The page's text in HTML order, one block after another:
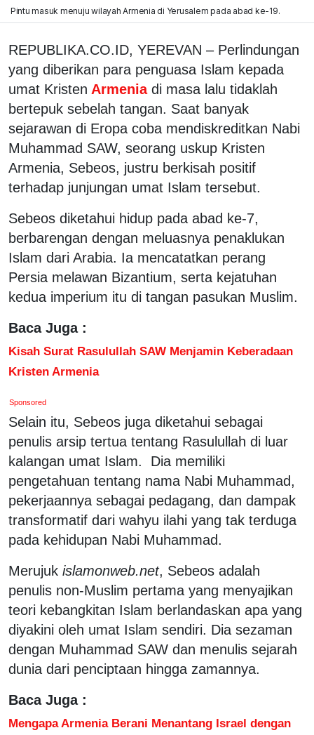
Pintu masuk menuju wilayah Armenia di Yerusalem pada abad ke-19.
REPUBLIKA.CO.ID, YEREVAN – Perlindungan
yang diberikan para penguasa Islam kepada
umat Kristen Armenia di masa lalu tidaklah
bertepuk sebelah tangan. Saat banyak
sejarawan di Eropa coba mendiskreditkan Nabi
Muhammad SAW, seorang uskup Kristen
Armenia, Sebeos, justru berkisah positif
terhadap junjungan umat Islam tersebut.
Sebeos diketahui hidup pada abad ke-7,
berbarengan dengan meluasnya penaklukan
Islam dari Arabia. Ia mencatatkan perang
Persia melawan Bizantium, serta kejatuhan
kedua imperium itu di tangan pasukan Muslim.
Baca Juga :
Kisah Surat Rasulullah SAW Menjamin Keberadaan
Kristen Armenia
Sponsored
Selain itu, Sebeos juga diketahui sebagai
penulis arsip tertua tentang Rasulullah di luar
kalangan umat Islam. Dia memiliki
pengetahuan tentang nama Nabi Muhammad,
pekerjaannya sebagai pedagang, dan dampak
transformatif dari wahyu ilahi yang tak terduga
pada kehidupan Nabi Muhammad.
Merujuk islamonweb.net, Sebeos adalah
penulis non-Muslim pertama yang menyajikan
teori kebangkitan Islam berlandaskan apa yang
diyakini oleh umat Islam sendiri. Dia sezaman
dengan Muhammad SAW dan menulis sejarah
dunia dari penciptaan hingga zamannya.
Baca Juga :
Mengapa Armenia Berani Menantang Israel dengan